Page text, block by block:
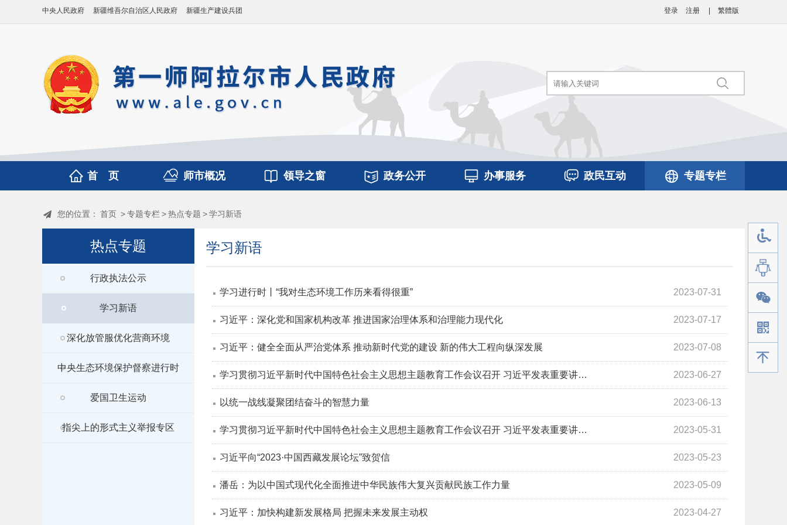
登录 注册 繁體版
中央人民政府 新疆维吾尔自治区人民政府 新疆生产建设兵团
首 页 师市概况 领导之窗 政务公开 办事服务 政民互动 专题专栏
您的位置： 首页 >专题专栏 >热点专题 >学习新语
热点专题
行政执法公示
学习新语
深化放管服优化营商环境
中央生态环境保护督察进行时
爱国卫生运动
指尖上的形式主义举报专区
学习新语
2023-07-31
学习进行时丨“我对生态环境工作历来看得很重”
2023-07-17
习近平：深化党和国家机构改革 推进国家治理体系和治理能力现代化
2023-07-08
习近平：健全全面从严治党体系 推动新时代党的建设 新的伟大工程向纵深发展
2023-06-27
学习贯彻习近平新时代中国特色社会主义思想主题教育工作会议召开 习近平发表重要讲…
2023-06-13
以统一战线凝聚团结奋斗的智慧力量
2023-05-31
学习贯彻习近平新时代中国特色社会主义思想主题教育工作会议召开 习近平发表重要讲…
2023-05-23
习近平向“2023·中国西藏发展论坛”致贺信
2023-05-09
潘岳：为以中国式现代化全面推进中华民族伟大复兴贡献民族工作力量
2023-04-27
习近平：加快构建新发展格局 把握未来发展主动权
手机版